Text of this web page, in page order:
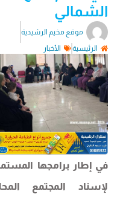
الشمالي
موقع مخيم الرشيدية
الرئيسية
الأخبار
في إطار برامجها المستمرة
لإسناد المجتمع المحلي